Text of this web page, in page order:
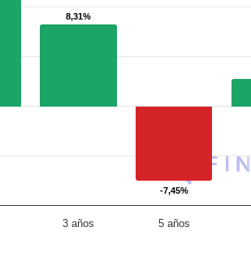
8,31%
8,31%
-7,45%
-7,45%
3 años 5 años